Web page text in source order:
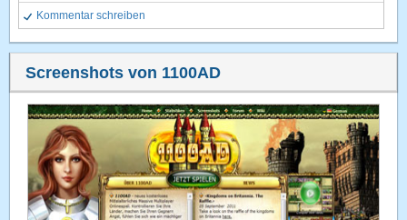
Kommentar schreiben
Screenshots von 1100AD